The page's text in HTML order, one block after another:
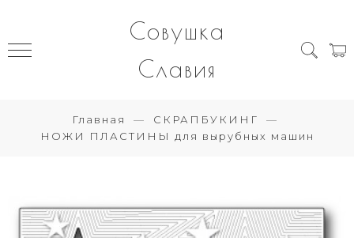
Совушка
Славия
Главная
СКРАПБУКИНГ
НОЖИ ПЛАСТИНЫ для вырубных машин